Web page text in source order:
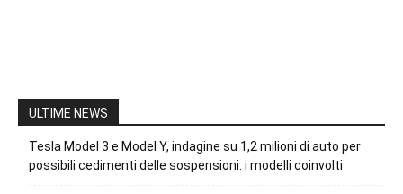
ULTIME NEWS
Tesla Model 3 e Model Y, indagine su 1,2 milioni di auto per
possibili cedimenti delle sospensioni: i modelli coinvolti